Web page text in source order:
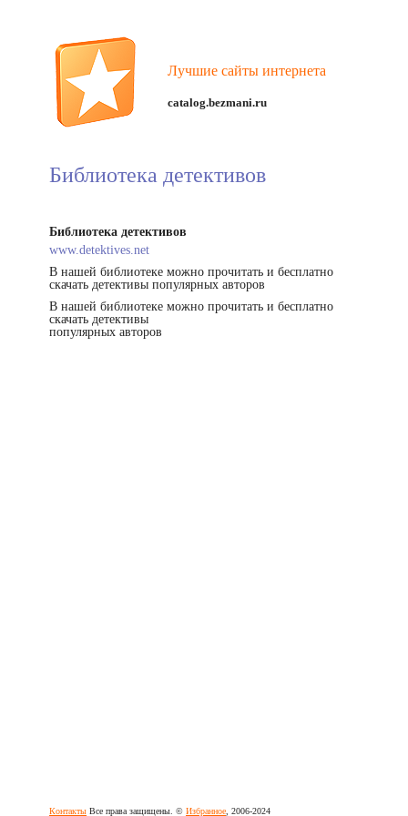
Лучшие сайты интернета
catalog.bezmani.ru
Библиотека детективов
Библиотека детективов
www.detektives.net
В нашей библиотеке можно прочитать и бесплатно
скачать детективы популярных авторов
В нашей библиотеке можно прочитать и бесплатно
скачать детективы
популярных авторов
Контакты Все права защищены. © Избранное , 2006-2024